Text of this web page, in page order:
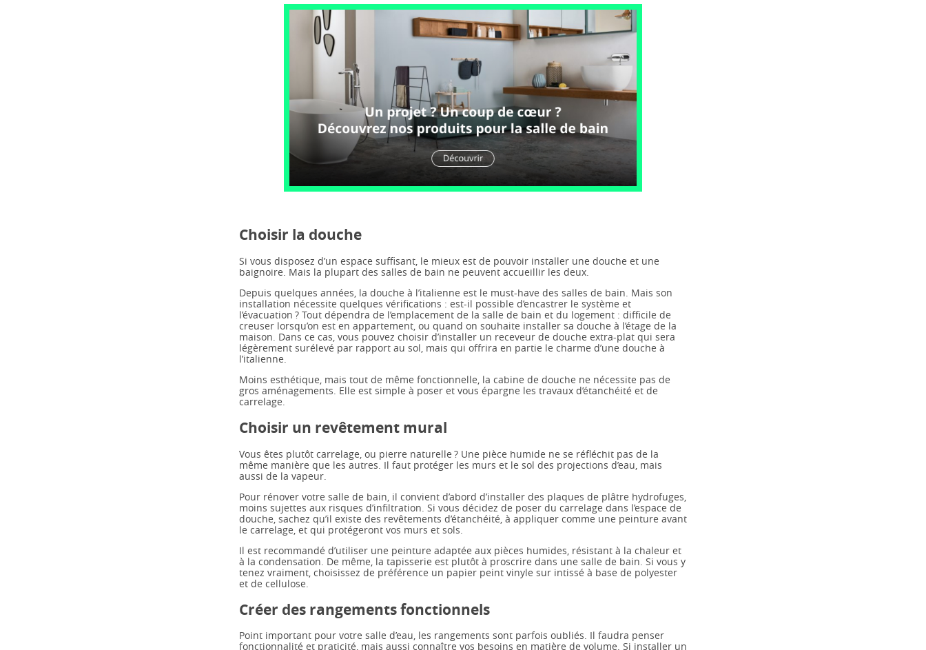
Choisir la douche
Si vous disposez d’un espace suffisant, le mieux est de pouvoir installer une douche et une
baignoire. Mais la plupart des salles de bain ne peuvent accueillir les deux.
Depuis quelques années, la douche à l’italienne est le must-have des salles de bain. Mais son
installation nécessite quelques vérifications : est-il possible d’encastrer le système et
l’évacuation ? Tout dépendra de l’emplacement de la salle de bain et du logement : difficile de
creuser lorsqu’on est en appartement, ou quand on souhaite installer sa douche à l’étage de la
maison. Dans ce cas, vous pouvez choisir d’installer un receveur de douche extra-plat qui sera
légèrement surélevé par rapport au sol, mais qui offrira en partie le charme d’une douche à
l’italienne.
Moins esthétique, mais tout de même fonctionnelle, la cabine de douche ne nécessite pas de
gros aménagements. Elle est simple à poser et vous épargne les travaux d’étanchéité et de
carrelage.
Choisir un revêtement mural
Vous êtes plutôt carrelage, ou pierre naturelle ? Une pièce humide ne se réfléchit pas de la
même manière que les autres. Il faut protéger les murs et le sol des projections d’eau, mais
aussi de la vapeur.
Pour rénover votre salle de bain, il convient d’abord d’installer des plaques de plâtre hydrofuges,
moins sujettes aux risques d’infiltration. Si vous décidez de poser du carrelage dans l’espace de
douche, sachez qu’il existe des revêtements d’étanchéité, à appliquer comme une peinture avant
le carrelage, et qui protégeront vos murs et sols.
Il est recommandé d’utiliser une peinture adaptée aux pièces humides, résistant à la chaleur et
à la condensation. De même, la tapisserie est plutôt à proscrire dans une salle de bain. Si vous y
tenez vraiment, choisissez de préférence un papier peint vinyle sur intissé à base de polyester
et de cellulose.
Créer des rangements fonctionnels
Point important pour votre salle d’eau, les rangements sont parfois oubliés. Il faudra penser
fonctionnalité et praticité, mais aussi connaître vos besoins en matière de volume. Si installer un